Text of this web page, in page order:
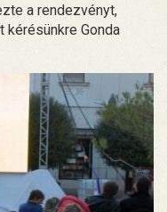
a rendezvényt,
kérésünkre Gonda